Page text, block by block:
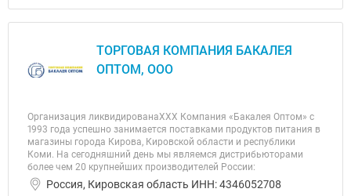
ТОРГОВАЯ КОМПАНИЯ БАКАЛЕЯ
ОПТОМ, ООО
Организация ликвидированаХХХ Компания «Бакалея Оптом» с
1993 года успешно занимается поставками продуктов питания в
магазины города Кирова, Кировской области и республики
Коми. На сегодняшний день мы являемся дистрибьюторами
более чем 20 крупнейших производителей России:
Россия, Кировская область ИНН: 4346052708